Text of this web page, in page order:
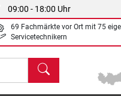
09:00 - 18:00 Uhr
69 Fachmärkte vor Ort mit 75
Servicetechnikern
Suchen